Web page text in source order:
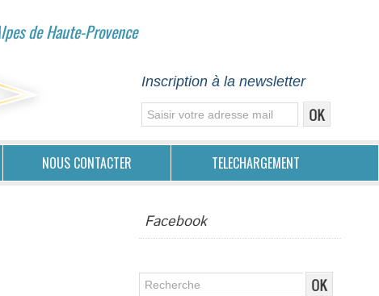
de Haute-Provence
Inscription à la newsletter
NOUS CONTACTER TELECHARGEMENT
Facebook